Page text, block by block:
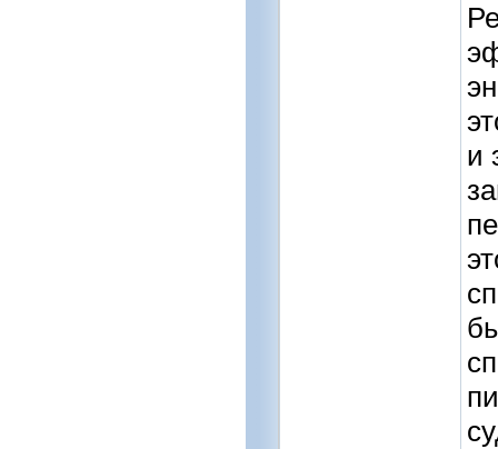
и